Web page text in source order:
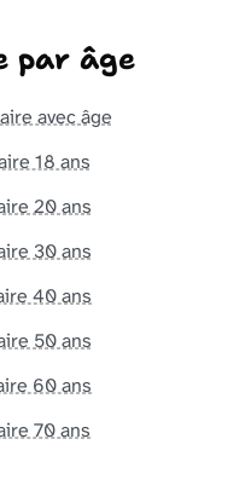
par âge
avec âge
18 ans
20 ans
30 ans
40 ans
50 ans
60 ans
70 ans